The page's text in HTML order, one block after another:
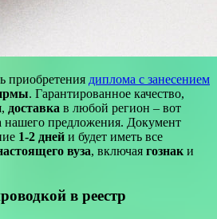
приобретения диплома с занесением
. Гарантированное качество,
доставка в любой регион – вот
предложения. Документ
1-2 дней и будет иметь все
вуза, включая гознак и
в реестр